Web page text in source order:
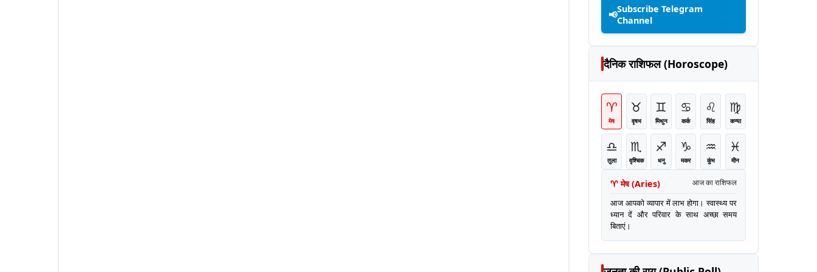
📢Subscribe Telegram
Channel
दैनिक राशिफल (Horoscope)
♈
मेष
♉
वृषभ
♊
मिथुन
♋
कर्क
♌
सिंह
♍
कन्या
♎
तुला
♏
वृश्चिक
♐
धनु
♑
मकर
♒
कुंभ
♓
मीन
♈ मेष(Aries) आज का राशिफल
आज आपको व्यापार में लाभ होगा। स्वास्थ्य पर
ध्यान दें और परिवार के साथ अच्छा समय
बिताएं।